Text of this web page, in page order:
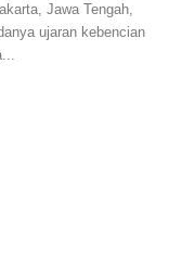
Jawa Tengah,
ujaran kebencian